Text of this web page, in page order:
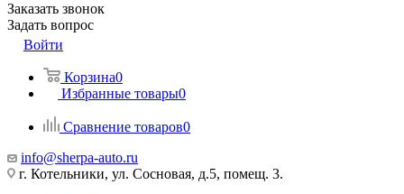
Заказать звонок
Задать вопрос
Войти
Корзина0
Избранные товары0
Сравнение товаров0
info@sherpa-auto.ru
г. Котельники, ул. Сосновая, д.5, помещ. 3.